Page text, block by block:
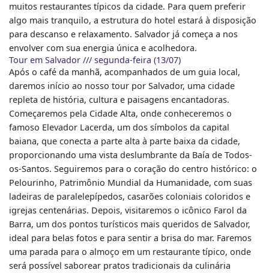
muitos restaurantes típicos da cidade. Para quem preferir
algo mais tranquilo, a estrutura do hotel estará à disposição
para descanso e relaxamento. Salvador já começa a nos
envolver com sua energia única e acolhedora.
Tour em Salvador /// segunda-feira (13/07)
Após o café da manhã, acompanhados de um guia local,
daremos início ao nosso tour por Salvador, uma cidade
repleta de história, cultura e paisagens encantadoras.
Começaremos pela Cidade Alta, onde conheceremos o
famoso Elevador Lacerda, um dos símbolos da capital
baiana, que conecta a parte alta à parte baixa da cidade,
proporcionando uma vista deslumbrante da Baía de Todos-
os-Santos. Seguiremos para o coração do centro histórico: o
Pelourinho, Patrimônio Mundial da Humanidade, com suas
ladeiras de paralelepípedos, casarões coloniais coloridos e
igrejas centenárias. Depois, visitaremos o icônico Farol da
Barra, um dos pontos turísticos mais queridos de Salvador,
ideal para belas fotos e para sentir a brisa do mar. Faremos
uma parada para o almoço em um restaurante típico, onde
será possível saborear pratos tradicionais da culinária